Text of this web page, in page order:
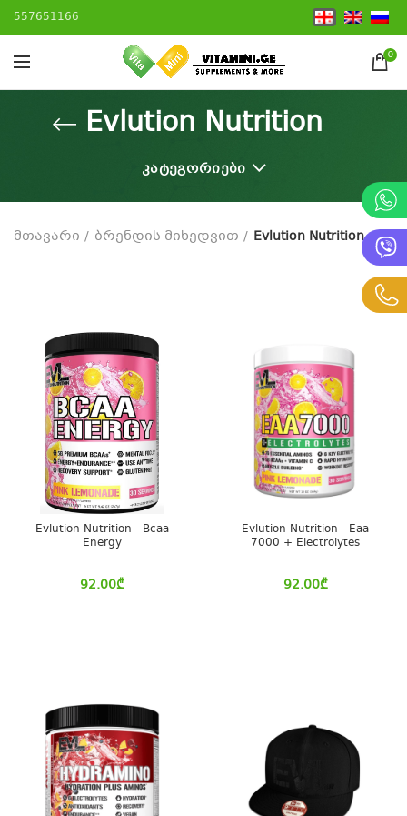
557651166
0
Evlution Nutrition
ᲙᲐᲢᲔᲒᲝᲠᲘᲔᲑᲘ
მთავარი ბრენდის მიხედვით Evlution Nutrition
Evlution Nutrition - Bcaa
Energy
92.00₾
Evlution Nutrition - Eaa
7000 + Electrolytes
92.00₾